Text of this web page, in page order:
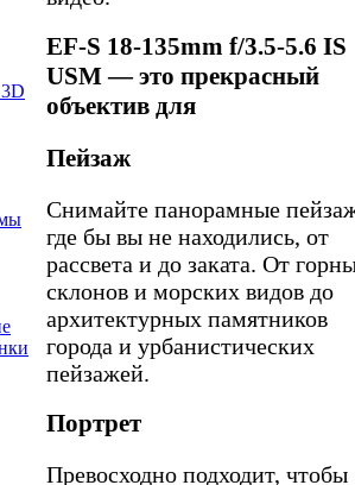
EF-S 18-135mm f/3.5-5.6 IS
USM — это прекрасный
объектив для
Пейзаж
Снимайте панорамные
где бы вы не находились, от
рассвета и до заката. От
склонов и морских видов до
архитектурных памятников
города и урбанистических
пейзажей.
Портрет
Превосходно подходит, чтобы